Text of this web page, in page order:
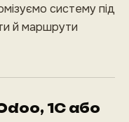
систему під
й маршрути
1С або